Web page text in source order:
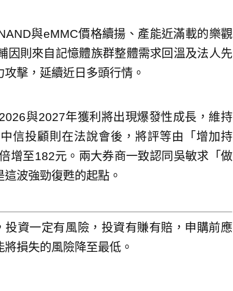
與eMMC價格續揚、產能近滿載的樂觀
因則來自記憶體族群整體需求回溫及法人先
擊，延續近日多頭行情。
與2027年獲利將出現爆發性成長，維持
信投顧則在法說會後，將評等由「增加持
增至182元。兩大券商一致認同吳敏求「做
波強勁復甦的起點。
投資一定有風險，投資有賺有賠，申購前應
損失的風險降至最低。